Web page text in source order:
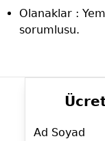
Olanaklar :
sorumlusu.
Ad Soyad